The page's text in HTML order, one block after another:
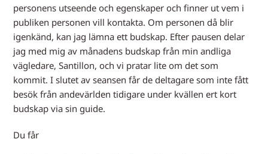
personens utseende och egenskaper och finner ut vem i
publiken personen vill kontakta. Om personen då blir
igenkänd, kan jag lämna ett budskap. Efter pausen delar
jag med mig av månadens budskap från min andliga
vägledare, Santillon, och vi pratar lite om det som
kommit. I slutet av seansen får de deltagare som inte fått
besök från andevärlden tidigare under kvällen ert kort
budskap via sin guide.
Du får